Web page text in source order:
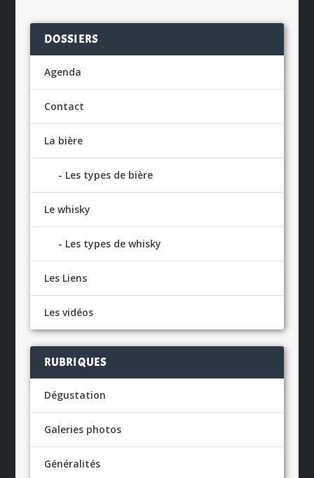
DOSSIERS
Agenda
Contact
La bière
Les types de bière
Le whisky
Les types de whisky
Les Liens
Les vidéos
RUBRIQUES
Dégustation
Galeries photos
Généralités